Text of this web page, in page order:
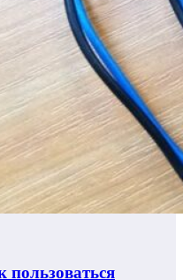
пользоваться